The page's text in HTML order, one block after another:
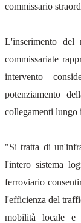
commissario
L'inserimento del
commissariate
intervento
potenziamento
collegamenti lungo
"Si tratta di
l'intero sistema
ferroviario
l'efficienza del
mobilità locale e